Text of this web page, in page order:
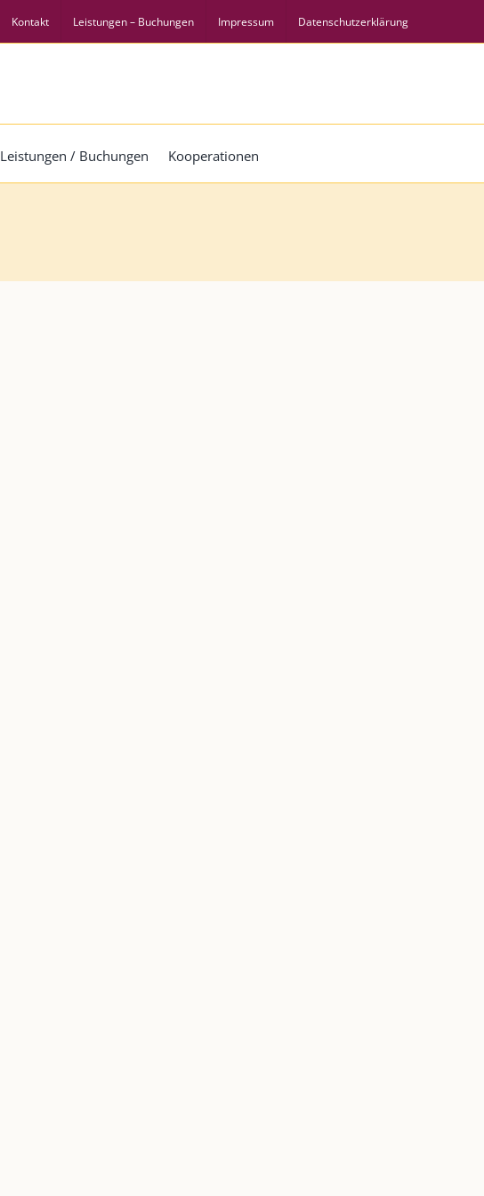
Kontakt Leistungen – Buchungen Impressum Datenschutzerklärung
Leistungen / Buchungen Kooperationen